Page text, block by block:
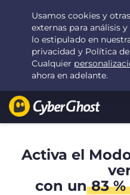
Tu elección: la mejor oferta
/
Activa el
con un83